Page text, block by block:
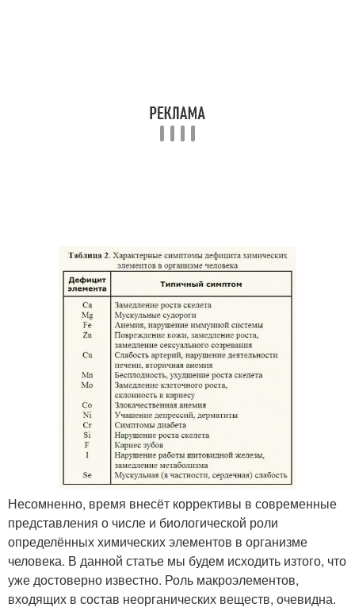
Несомненно, время внесёт коррективы в современные
представления о числе и биологической роли
определённых химических элементов в организме
человека. В данной статье мы будем исходить изтого, что
уже достоверно известно. Роль макроэлементов,
входящих в состав неорганических веществ, очевидна.